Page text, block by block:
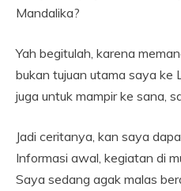
Mandalika?
Yah begitulah, karena
bukan tujuan utama saya ke
juga untuk mampir ke sana,
Jadi ceritanya, kan saya
Informasi awal, kegiatan di
Saya sedang agak malas